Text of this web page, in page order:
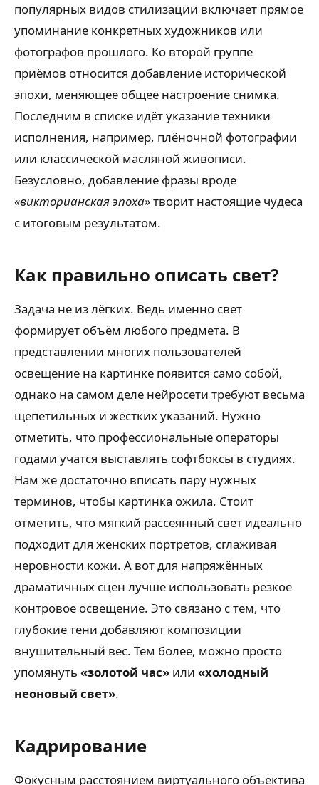
популярных видов стилизации включает прямое
упоминание конкретных художников или
фотографов прошлого. Ко второй группе
приёмов относится добавление исторической
эпохи, меняющее общее настроение снимка.
Последним в списке идёт указание техники
исполнения, например, плёночной фотографии
или классической масляной живописи.
Безусловно, добавление фразы вроде
«викторианская эпоха»творит настоящие чудеса
с итоговым результатом.
Как правильно описать свет?
Задача не из лёгких. Ведь именно свет
формирует объём любого предмета. В
представлении многих пользователей
освещение на картинке появится само собой,
однако на самом деле нейросети требуют весьма
щепетильных и жёстких указаний. Нужно
отметить, что профессиональные операторы
годами учатся выставлять софтбоксы в студиях.
Нам же достаточно вписать пару нужных
терминов, чтобы картинка ожила. Стоит
отметить, что мягкий рассеянный свет идеально
подходит для женских портретов, сглаживая
неровности кожи. А вот для напряжённых
драматичных сцен лучше использовать резкое
контровое освещение. Это связано с тем, что
глубокие тени добавляют композиции
внушительный вес. Тем более, можно просто
упомянуть «золотой час» или «холодный
неоновый свет».
Кадрирование
Фокусным расстоянием виртуального объектива